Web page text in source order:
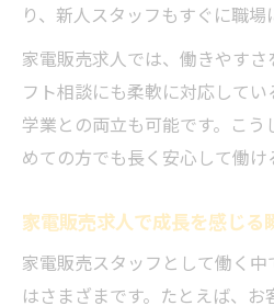
り、新人スタッフもすぐに職場
家電販売求人では、働きやす
フト相談にも柔軟に対応して
学業との両立も可能です。こ
めての方でも長く安心して働け
家電販売求人で成長を感じる
家電販売スタッフとして働く
はさまざまです。たとえば、お